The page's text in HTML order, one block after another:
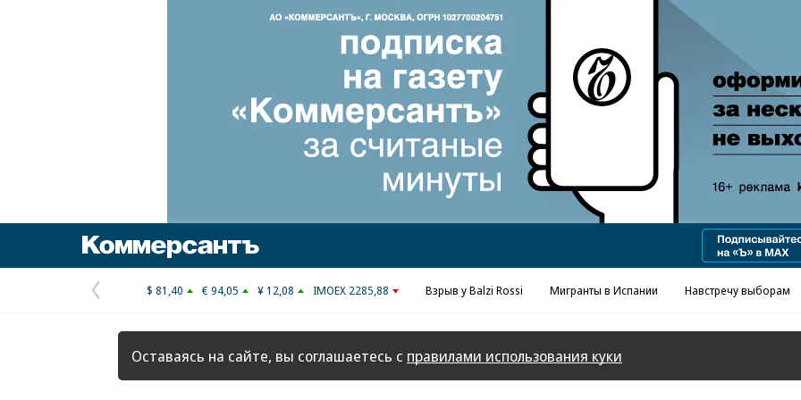
Реклама в «Ъ» www.kommersant.ru/ad
Предыдущая
страница
$ 81,40 € 94,05 ¥ 12,08 IMOEX 2285,88 Взрыв у Balzi Rossi Мигранты в Испании Навстречу выборам
Оставаясь на сайте, вы соглашаетесь с правилами использования куки